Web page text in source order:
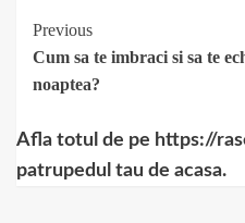
Continue
Reading
Previous
Cum sa te imbraci si sa te
noaptea?
Afla totul de pe https://
patrupedul tau de acasa.